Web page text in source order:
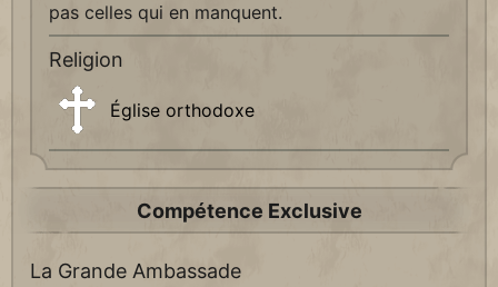
pas celles qui en manquent.
Religion
Église orthodoxe
Compétence Exclusive
La Grande Ambassade